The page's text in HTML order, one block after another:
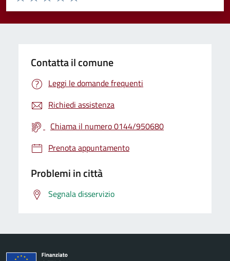
Valuta 5 stelle su 5
Valuta 4 stelle su 5
Valuta 3 stelle su 5
Valuta 2 stelle su 5
Valuta 1 stelle su 5
Contatta il comune
Leggi le domande frequenti
Richiedi assistenza
Chiama il numero 0144/950680
Prenota appuntamento
Problemi in città
Segnala disservizio